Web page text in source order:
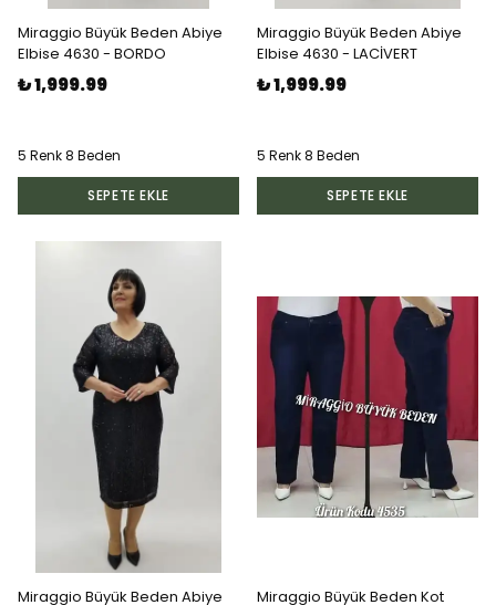
Miraggio Büyük Beden Abiye
Elbise 4630 - BORDO
₺ 1,999.99
5 Renk 8 Beden
SEPETE EKLE
Miraggio Büyük Beden Abiye
Elbise 4630 - LACİVERT
₺ 1,999.99
5 Renk 8 Beden
SEPETE EKLE
Miraggio Büyük Beden Abiye
Miraggio Büyük Beden Kot